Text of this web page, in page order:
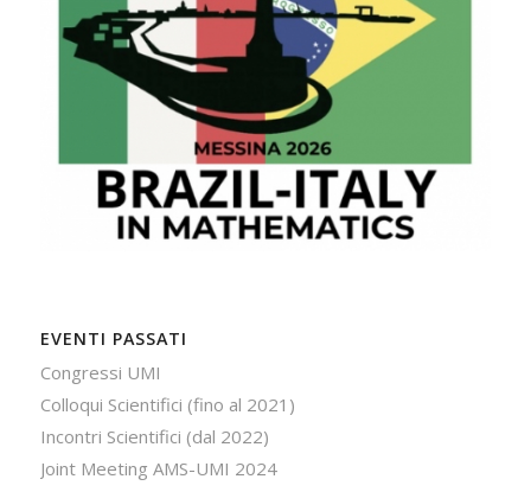
EVENTI PASSATI
Congressi UMI
Colloqui Scientifici (fino al 2021)
Incontri Scientifici (dal 2022)
Joint Meeting AMS-UMI 2024